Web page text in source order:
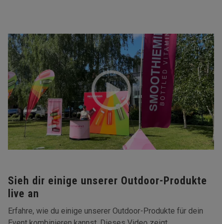
Sieh dir einige unserer Outdoor-Produkte
live an
Erfahre, wie du einige unserer Outdoor-Produkte für dein